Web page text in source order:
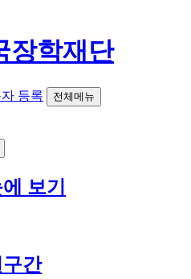
등록 전체메뉴
보기
간